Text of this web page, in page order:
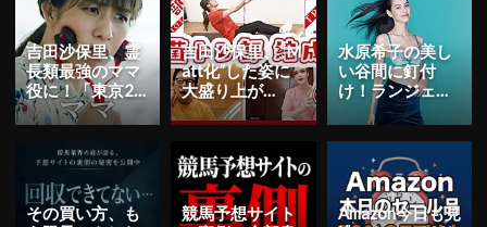
吉田沙保里、霊
長類最強のママ
役に！「東京20
20オリンピック
The Offic...
吉田沙保里、“M
att化”した姿に
大盛り上が
り！？古舘伊知
郎、Mattら異色
水原希子の美し
い谷間に釘付
け！ランジェリ
ー姿の「ナチュ
ラル美胸」を披
その買い方、も
競馬予想サイト
Amazon今日も見